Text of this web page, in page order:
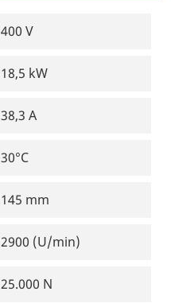
400 V
18,5 kW
38,3 A
30°C
145 mm
2900 (U/min)
25.000 N